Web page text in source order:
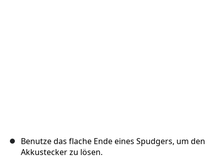
Benutze das flache Ende eines Spudgers, um den
Akkustecker zu lösen.